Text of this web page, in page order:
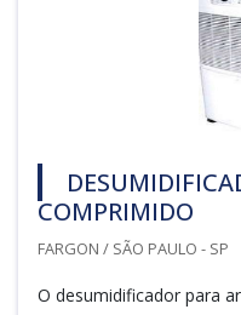
COMPRIMIDO
FARGON / SÃO PAULO - SP
O desumidificador para